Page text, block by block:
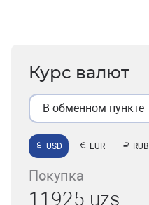
Курс валют
В обменном пункте
USD EUR RUB
Покупка
11925 uzs